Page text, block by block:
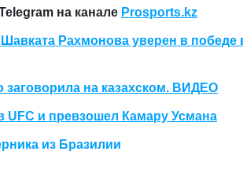
на канале Prosports.kz
Рахмонова уверен в победе
заговорила на казахском. ВИДЕО
UFC и превзошел Камару Усмана
из Бразилии